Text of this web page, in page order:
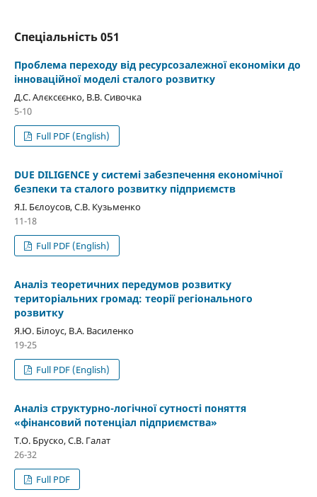
Спеціальність 051
Проблема переходу від ресурсозалежної економіки до
інноваційної моделі сталого розвитку
Д.С. Алєксєєнко, В.В. Сивочка
5-10
Full PDF (English)
DUE DILIGENCE у системі забезпечення економічної
безпеки та сталого розвитку підприємств
Я.І. Бєлоусов, С.В. Кузьменко
11-18
Full PDF (English)
Аналіз теоретичних передумов розвитку
територіальних громад: теорії регіонального
розвитку
Я.Ю. Білоус, В.А. Василенко
19-25
Full PDF (English)
Aналіз структурно-логічної сутності поняття
«фінансовий потенціал підприємства»
Т.О. Бруско, С.В. Галат
26-32
Full PDF